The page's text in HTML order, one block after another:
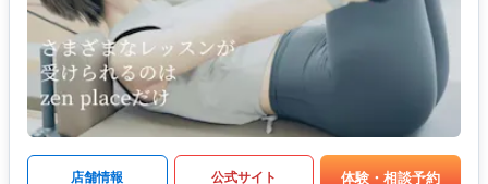
店舗情報 公式サイト 体験・相談予約